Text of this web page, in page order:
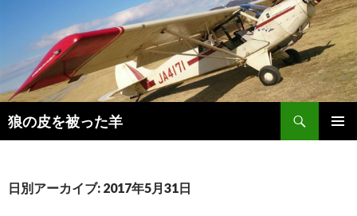
狼の皮を被った羊
検
索
ン
日別アーカイブ: 2017年5月31日